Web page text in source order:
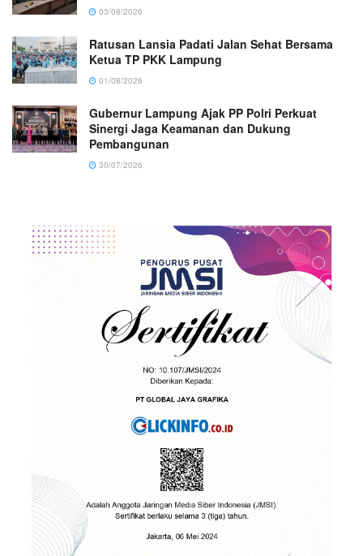
03/08/2026
Ratusan Lansia Padati Jalan Sehat Bersama
Ketua TP PKK Lampung
01/08/2026
Gubernur Lampung Ajak PP Polri Perkuat
Sinergi Jaga Keamanan dan Dukung
Pembangunan
30/07/2026